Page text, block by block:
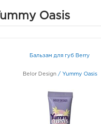
Oasis
Бальзам для губ Berry
Belor Design / Yummy Oasis